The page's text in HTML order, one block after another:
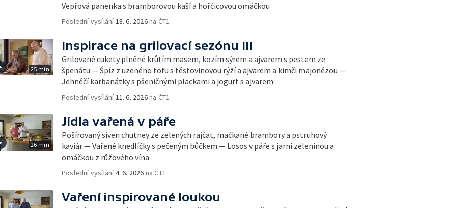
Vepřová panenka s bramborovou kaší a hořčicovou omáčkou
Poslední vysílání18. 6. 2026na ČT1
25 min
Inspirace na grilovací sezónu III
Grilované cukety plněné krůtím masem, kozím sýrem a ajvarem s pestem ze
špenátu — Špíz z uzeného tofu s těstovinovou rýží a ajvarem a kimči majonézou —
Jehněčí karbanátky s pšeničnými plackami a jogurt s ajvarem
Poslední vysílání11. 6. 2026na ČT1
26 min
Jídla vařená v páře
Pošírovaný siven chutney ze zelených rajčat, mačkané brambory a pstruhový
kaviár — Vařené knedlíčky s pečeným bůčkem — Losos v páře s jarní zeleninou a
omáčkou z růžového vína
Poslední vysílání4. 6. 2026 na ČT1
Vaření inspirované loukou